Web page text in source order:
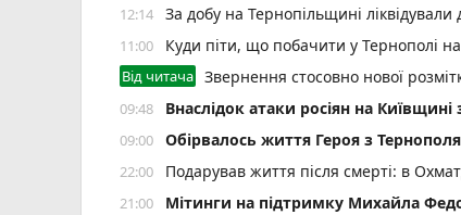
12:14 За добу на Тернопільщині
11:00 Куди піти, що побачити у Тернополі
Від читача Звернення стосовно нової
09:48 Внаслідок атаки росіян на
09:00 Обірвалось життя Героя з
22:00 Подарував життя після смерті: в
21:00 Мітинги на підтримку Михайла